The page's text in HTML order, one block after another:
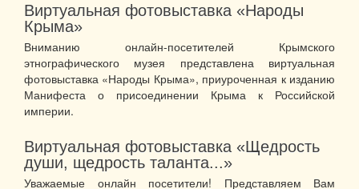
Виртуальная фотовыставка «Народы
Крыма»
Вниманию онлайн-посетителей Крымского
этнографического музея представлена виртуальная
фотовыставка «Народы Крыма», приуроченная к изданию
Манифеста о присоединении Крыма к Российской
империи.
Виртуальная фотовыставка «Щедрость
души, щедрость таланта...»
Уважаемые онлайн посетители! Представляем Вам